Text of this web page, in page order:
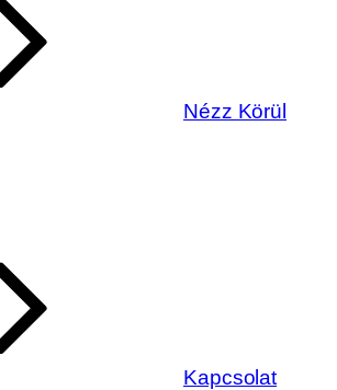
Nézz Körül
Kapcsolat